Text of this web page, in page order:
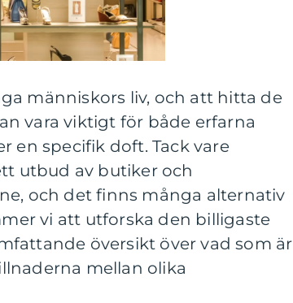
människors liv, och att hitta de
vara viktigt för både erfarna
en specifik doft. Tack vare
utbud av butiker och
och det finns många alternativ
vi att utforska den billigaste
översikt över vad som är
mellan olika